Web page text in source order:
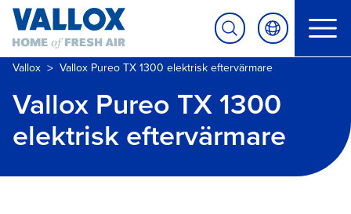
Vallox > Vallox Pureo TX 1300 elektrisk eftervärmare
Vallox Pureo TX 1300
elektrisk eftervärmare